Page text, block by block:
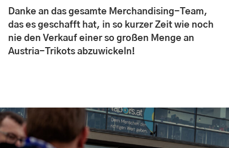
Danke an das gesamte Merchandising-Team,
das es geschafft hat, in so kurzer Zeit wie noch
nie den Verkauf einer so großen Menge an
Austria-Trikots abzuwickeln!